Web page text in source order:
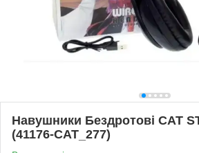
Навушники Бездротові CAT
(41176-CAT_277)